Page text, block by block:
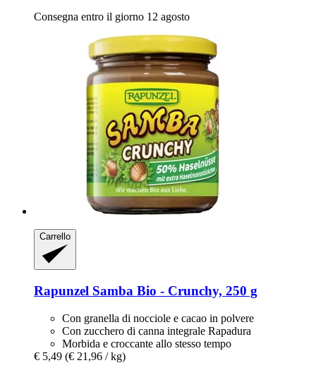
Consegna entro il giorno 12 agosto
Carrello
Rapunzel Samba Bio -​ Crunchy, 250 g
Con granella di nocciole e cacao in polvere
Con zucchero di canna integrale Rapadura
Morbida e croccante allo stesso tempo
€ 5,49 (€ 21,96 / kg)